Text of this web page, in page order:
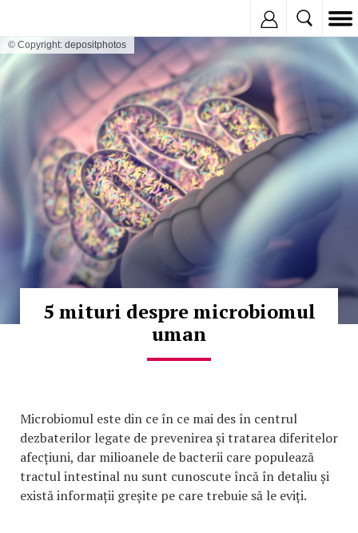
© Copyright: depositphotos
5 mituri despre microbiomul
uman
Microbiomul este din ce în ce mai des în centrul
dezbaterilor legate de prevenirea și tratarea diferitelor
afecțiuni, dar milioanele de bacterii care populează
tractul intestinal nu sunt cunoscute încă în detaliu și
există informații greșite pe care trebuie să le eviți.